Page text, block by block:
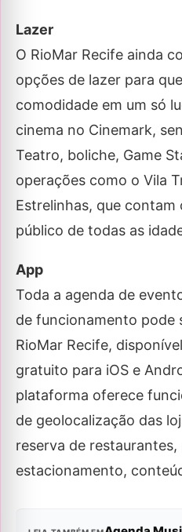
Lazer
O RioMar Recife ainda
opções de lazer para
comodidade em um só
cinema no Cinemark,
Teatro, boliche, Game
operações como o Vila
Estrelinhas, que
público de todas as
App
Toda a agenda de
de funcionamento pode
RioMar Recife,
gratuito para iOS e
plataforma oferece
de geolocalização das
reserva de
estacionamento,